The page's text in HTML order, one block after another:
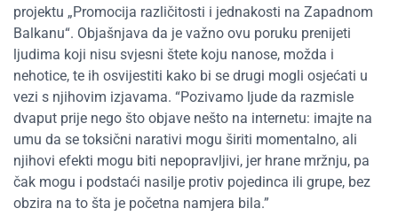
projektu „Promocija različitosti i jednakosti na Zapadnom
Balkanu“. Objašnjava da je važno ovu poruku prenijeti
ljudima koji nisu svjesni štete koju nanose, možda i
nehotice, te ih osvijestiti kako bi se drugi mogli osjećati u
vezi s njihovim izjavama. “Pozivamo ljude da razmisle
dvaput prije nego što objave nešto na internetu: imajte na
umu da se toksični narativi mogu širiti momentalno, ali
njihovi efekti mogu biti nepopravljivi, jer hrane mržnju, pa
čak mogu i podstaći nasilje protiv pojedinca ili grupe, bez
obzira na to šta je početna namjera bila.”